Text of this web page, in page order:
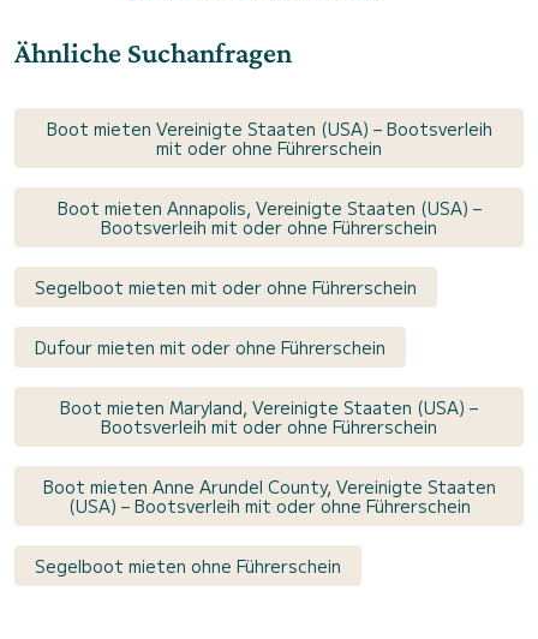
Ähnliche Suchanfragen
Boot mieten Vereinigte Staaten (USA) – Bootsverleih
mit oder ohne Führerschein
Boot mieten Annapolis, Vereinigte Staaten (USA) –
Bootsverleih mit oder ohne Führerschein
Segelboot mieten mit oder ohne Führerschein
Dufour mieten mit oder ohne Führerschein
Boot mieten Maryland, Vereinigte Staaten (USA) –
Bootsverleih mit oder ohne Führerschein
Boot mieten Anne Arundel County, Vereinigte Staaten
(USA) – Bootsverleih mit oder ohne Führerschein
Segelboot mieten ohne Führerschein